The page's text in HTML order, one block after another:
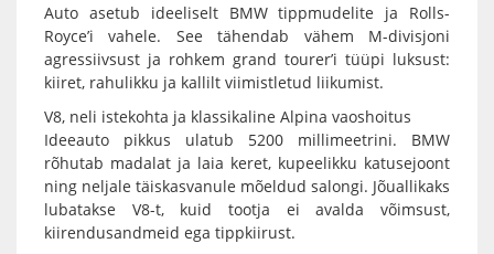
Auto asetub ideeliselt BMW tippmudelite ja Rolls-
Royce’i vahele. See tähendab vähem M-divisjoni
agressiivsust ja rohkem grand tourer’i tüüpi luksust:
kiiret, rahulikku ja kallilt viimistletud liikumist.
V8, neli istekohta ja klassikaline Alpina vaoshoitus
Ideeauto pikkus ulatub 5200 millimeetrini. BMW
rõhutab madalat ja laia keret, kupeelikku katusejoont
ning neljale täiskasvanule mõeldud salongi. Jõuallikaks
lubatakse V8-t, kuid tootja ei avalda võimsust,
kiirendusandmeid ega tippkiirust.